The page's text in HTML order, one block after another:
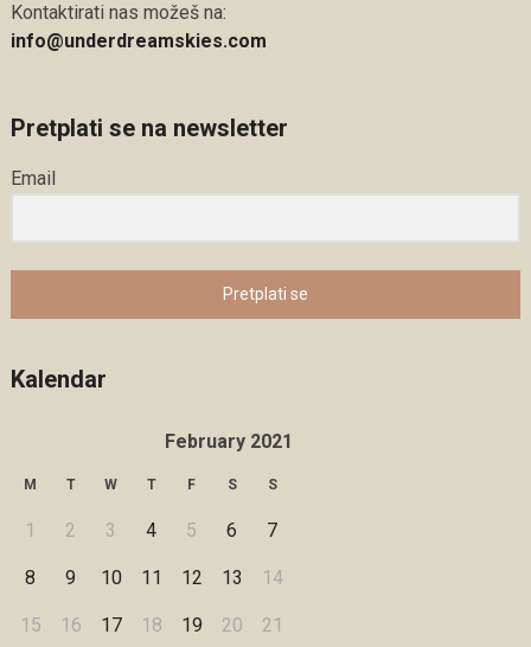
Kontaktirati nas možeš na:
info@underdreamskies.com
Pretplati se na newsletter
Email
Pretplati se
Kalendar
February 2021
M T W T F S S
1 2 3 4 5 6 7
8 9 10 11 12 13 14
15 16 17 18 19 20 21